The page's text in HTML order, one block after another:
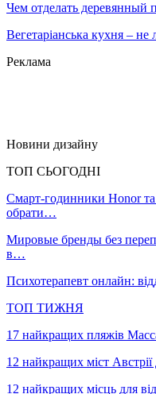
Чем отделать деревянный
Вегетаріанська кухня –
Реклама
Новини дизайну
ТОП СЬОГОДНІ
Смарт-годинники Honor
обрати…
Мировые бренды без
в…
Психотерапевт онлайн:
ТОП ТИЖНЯ
17 найкращих пляжів
12 найкращих міст Австрії
12 найкращих місць для